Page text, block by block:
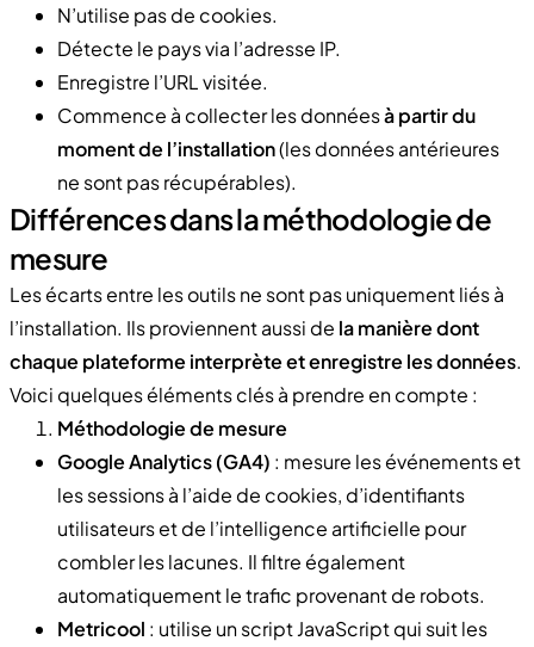
N’utilise pas de cookies.
Détecte le pays via l’adresse IP.
Enregistre l’URL visitée.
Commence à collecter les donnéesà partir du
moment de l’installation(les données antérieures
ne sont pas récupérables).
Différences dans la méthodologie de
mesure
Les écarts entre les outils ne sont pas uniquement liés à
l’installation. Ils proviennent aussi de la manière dont
chaque plateforme interprète et enregistre les données.
Voici quelques éléments clés à prendre en compte :
Méthodologie de mesure
Google Analytics (GA4) : mesure les événements et
les sessions à l’aide de cookies, d’identifiants
utilisateurs et de l’intelligence artificielle pour
combler les lacunes. Il filtre également
automatiquement le trafic provenant de robots.
Metricool : utilise un script JavaScript qui suit les